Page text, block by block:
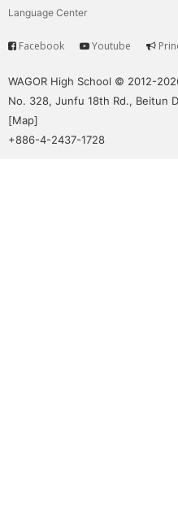
Language Center
Service
Facebook Youtube
WAGOR High School © 2012-
No. 328, Junfu 18th Rd., Beitun
[Map]
+886-4-2437-1728